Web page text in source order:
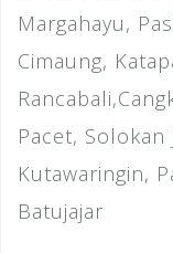
Margahayu,
Cimaung,
Pacet, Solokan
Kutawaringin,
Batujajar